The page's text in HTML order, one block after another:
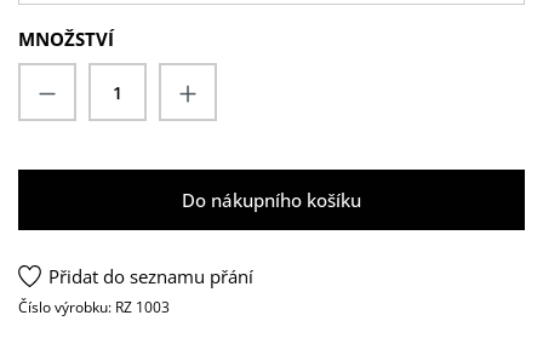
MNOŽSTVÍ
Množství produktu: Zadejte požadované
Do nákupního košíku
Přidat do seznamu přání
Číslo výrobku: RZ 1003